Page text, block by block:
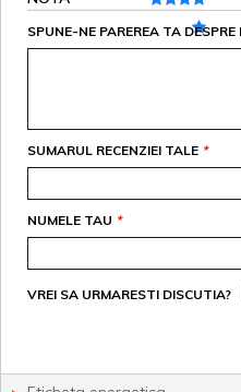
SPUNE-NE PAREREA TA DESPRE
*
SUMARUL RECENZIEI TALE
*
NUMELE TAU
VREI SA URMARESTI DISCUTIA?